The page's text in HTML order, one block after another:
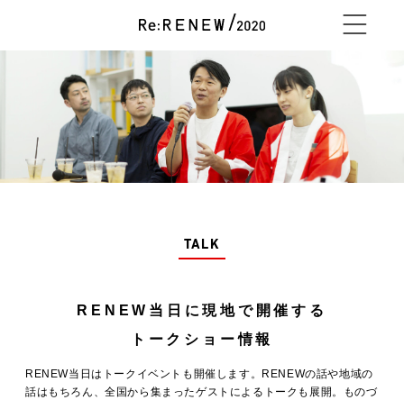
NEWS
ABOUT
CONTENTS
EXHIBITOR
TALK
RENEW当日に現地で開催する
トークショー情報
RENEW当日はトークイベントも開催します。RENEWの話や地域の
話はもちろん、全国から集まったゲストによるトークも展開。ものづ